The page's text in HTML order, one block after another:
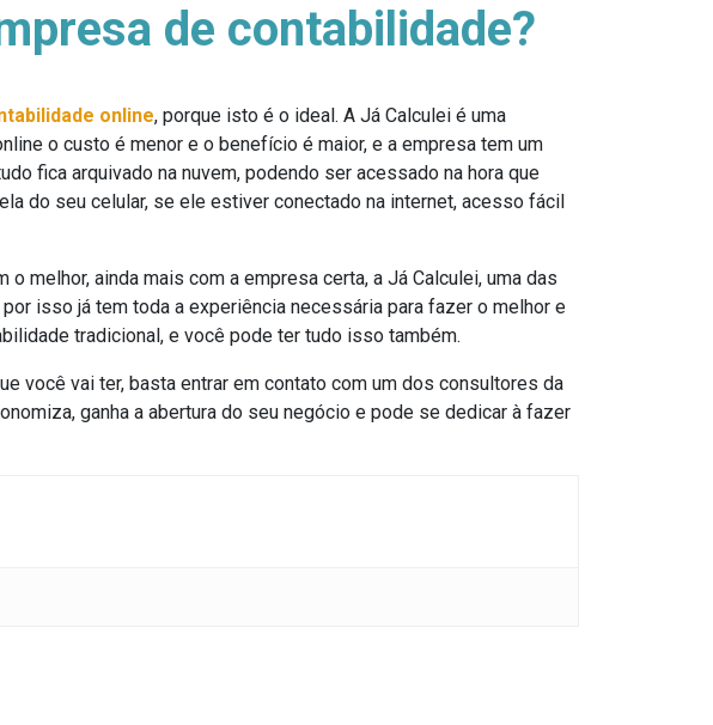
de contabilidade?
online, porque isto é o ideal. A Já Calculei é uma
o custo é menor e o benefício é maior, e a empresa tem um
fica arquivado na nuvem, podendo ser acessado na hora que
do seu celular, se ele estiver conectado na internet, acesso fácil
melhor, ainda mais com a empresa certa, a Já Calculei, uma das
isso já tem toda a experiência necessária para fazer o melhor e
tradicional, e você pode ter tudo isso também.
você vai ter, basta entrar em contato com um dos consultores da
ganha a abertura do seu negócio e pode se dedicar à fazer